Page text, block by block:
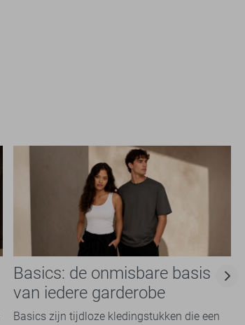
Basics: de onmisbare basis
van iedere garderobe
Basics zijn tijdloze kledingstukken die een